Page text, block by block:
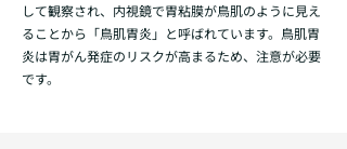
して観察され、内視鏡で胃粘膜が鳥肌のように見え
ることから「鳥肌胃炎」と呼ばれています。鳥肌胃
炎は胃がん発症のリスクが高まるため、注意が必要
です。